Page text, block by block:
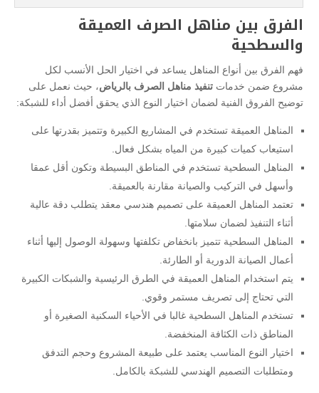
الفرق بين مناهل الصرف العميقة
والسطحية
فهم الفرق بين أنواع المناهل يساعد في اختيار الحل الأنسب لكل
مشروع ضمن خدمات تنفيذ مناهل الصرف بالرياض، حيث نعمل على
توضيح الفروق الفنية لضمان اختيار النوع الذي يحقق أفضل أداء للشبكة:
المناهل العميقة تستخدم في المشاريع الكبيرة وتتميز بقدرتها على
استيعاب كميات كبيرة من المياه بشكل فعال.
المناهل السطحية تستخدم في المناطق البسيطة وتكون أقل عمقا
وأسهل في التركيب والصيانة مقارنة بالعميقة.
تعتمد المناهل العميقة على تصميم هندسي معقد يتطلب دقة عالية
أثناء التنفيذ لضمان سلامتها.
المناهل السطحية تتميز بانخفاض تكلفتها وسهولة الوصول إليها أثناء
أعمال الصيانة الدورية أو الطارئة.
يتم استخدام المناهل العميقة في الطرق الرئيسية والشبكات الكبيرة
التي تحتاج إلى تصريف مستمر وقوي.
تستخدم المناهل السطحية غالبا في الأحياء السكنية الصغيرة أو
المناطق ذات الكثافة المنخفضة.
اختيار النوع المناسب يعتمد على طبيعة المشروع وحجم التدفق
ومتطلبات التصميم الهندسي للشبكة بالكامل.